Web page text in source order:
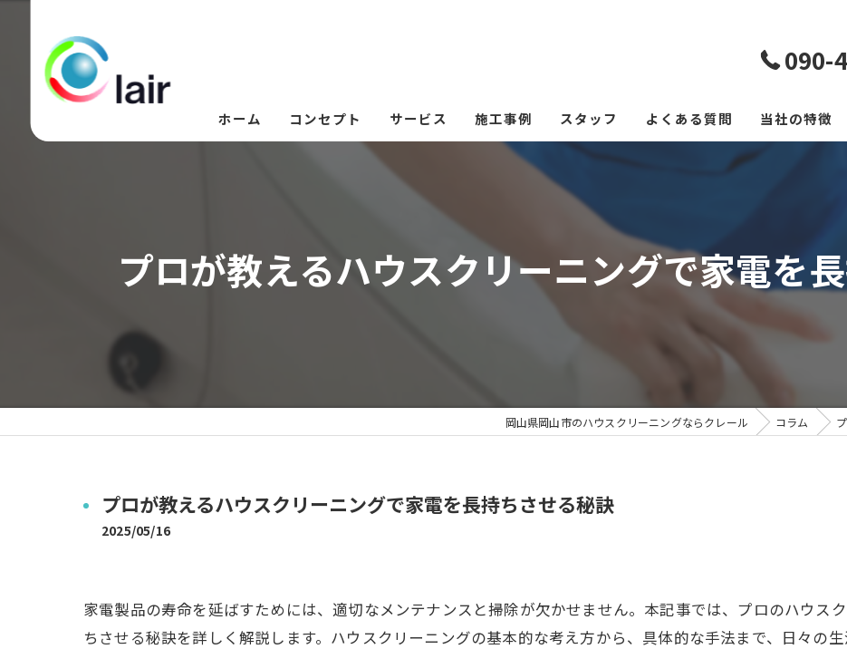
090-
ホーム コンセプト サービス 施工事例 スタッフ よくある質問 当社の特徴
フローリング
プロが教えるハウスクリーニングで家電を
岡山県岡山市のハウスクリーニングならクレール コラム
プロが教えるハウスクリーニングで家電を長持ちさせる秘訣
2025/05/16
家電製品の寿命を延ばすためには、適切なメンテナンスと掃除が欠かせません。本記事では、プロのハウス
ちさせる秘訣を詳しく解説します。ハウスクリーニングの基本的な考え方から、具体的な手法まで、日々の